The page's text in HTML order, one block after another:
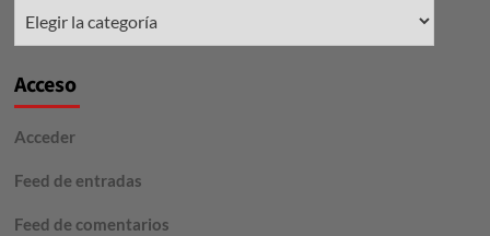
Acceso
Acceder
Feed de entradas
Feed de comentarios